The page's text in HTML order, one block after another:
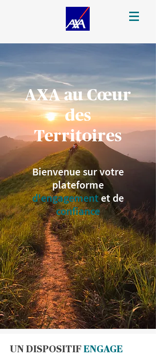
AXA au Cœur
des
Territoires
Bienvenue sur votre
plateforme
d'engagementet de
confiance
UN DISPOSITIF ENGAGE